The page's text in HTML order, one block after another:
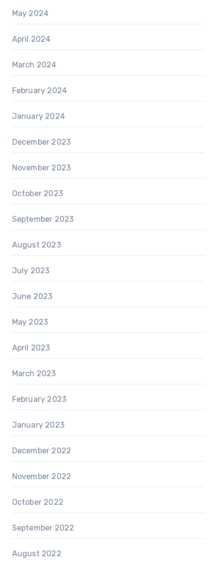
May 2024
April 2024
March 2024
February 2024
January 2024
December 2023
November 2023
October 2023
September 2023
August 2023
July 2023
June 2023
May 2023
April 2023
March 2023
February 2023
January 2023
December 2022
November 2022
October 2022
September 2022
August 2022